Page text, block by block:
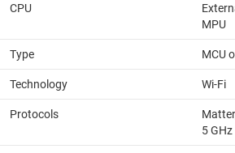
CPU
MPU
Type MCU
Technology Wi-Fi
Protocols
5 GHz